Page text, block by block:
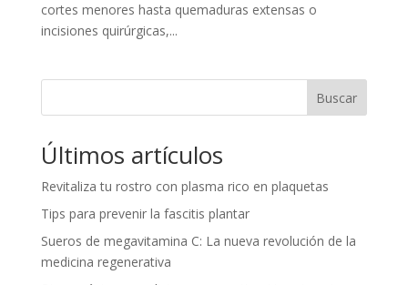
cortes menores hasta quemaduras extensas o
incisiones quirúrgicas,...
Buscar
Últimos artículos
Revitaliza tu rostro con plasma rico en plaquetas
Tips para prevenir la fascitis plantar
Sueros de megavitamina C: La nueva revolución de la
medicina regenerativa